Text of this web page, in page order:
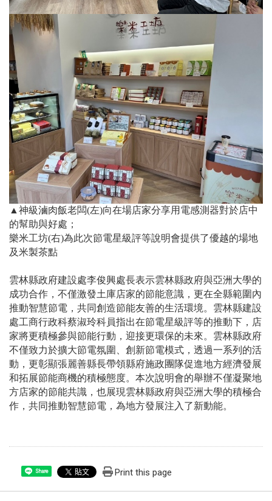
▲神級滷肉飯老闆(左)向在場店家分享用電感測器對於店中
的幫助與好處；
樂米工坊(右)為此次節電星級評等說明會提供了優越的場地
及米製茶點
雲林縣政府建設處李俊興處長表示雲林縣政府與亞洲大學的
成功合作，不僅激發土庫店家的節能意識，更在全縣範圍內
推動智慧節電，共同創造節能友善的生活環境。 雲林縣建設
處工商行政科蔡淑玲科員指出在節電星級評等的推動下，店
家將更積極參與節能行動，迎接更環保的未來。雲林縣政府
不僅致力於擴大節電氛圍、創新節電模式，透過一系列的活
動， 更彰顯張麗善縣長帶領縣府施政團隊促進地方經濟發展
和拓展節能商機的積極態度。本次說明會的舉辦不僅凝聚地
方店家的節能共識，也展現雲林縣政府與亞洲大學的積極合
作，共同推動智慧節電，為地方發展注入了新動能。
Share Print this page